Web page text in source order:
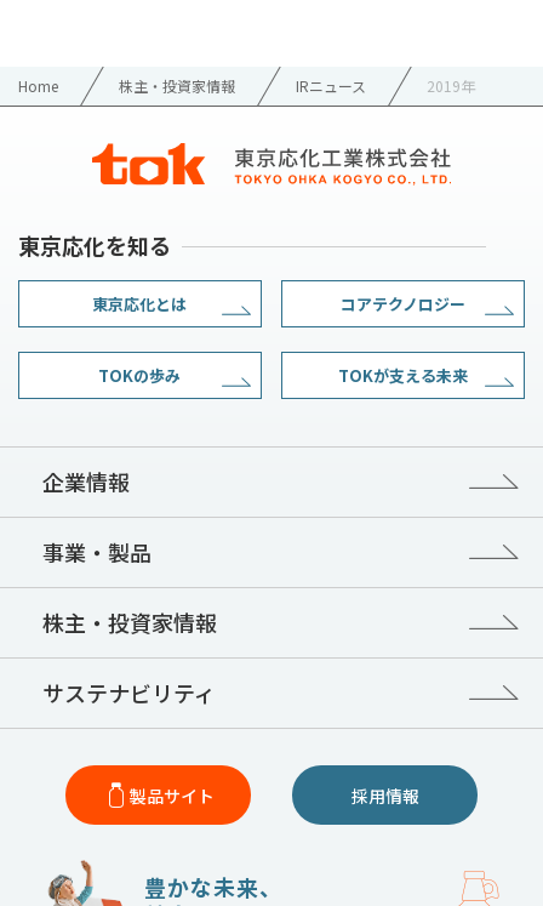
Home 株主・投資家情報 IRニュース 2019年
製品サイト 採用情報
東京応化を知る
東京応化とは コアテクノロジー
TOKの歩み TOKが支える未来
企業情報
事業・製品
株主・投資家情報
サステナビリティ
豊かな未来、